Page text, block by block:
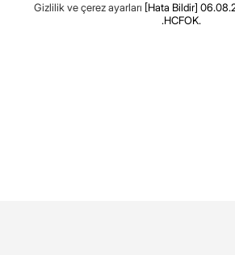
Gizlilik ve çerez ayarları [Hata Bildir]
.HCFOK.